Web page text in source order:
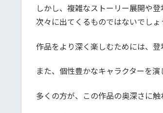
しかし、複雑なストーリー展開や
次々に出てくるものではないでしょ
作品をより深く楽しむためには、
また、個性豊かなキャラクターを
多くの方が、この作品の奥深さに